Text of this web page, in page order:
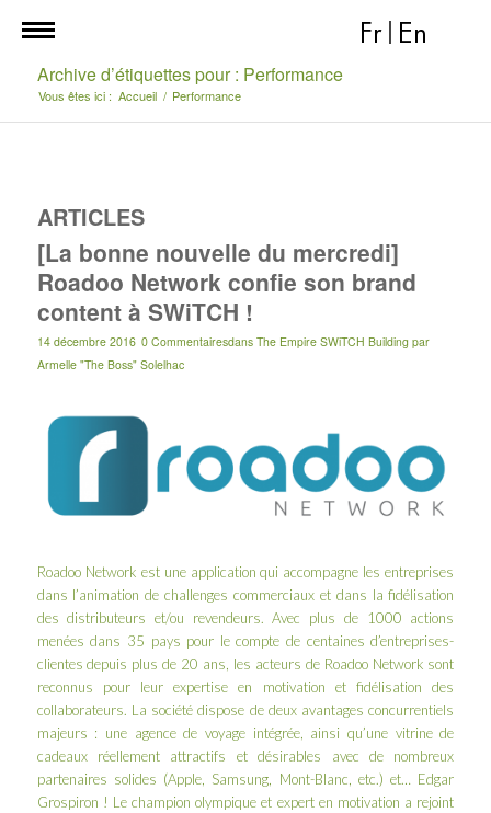
Fr En
Archive d’étiquettes pour : Performance
Vous êtes ici : Accueil / Performance
ARTICLES
[La bonne nouvelle du mercredi]
Roadoo Network confie son brand
content à SWiTCH !
14 décembre 2016 0 Commentairesdans The Empire SWiTCH Building par
Armelle "The Boss" Solelhac
Roadoo Network est une application qui accompagne les entreprises
dans l’animation de challenges commerciaux et dans la fidélisation
des distributeurs et/ou revendeurs. Avec plus de 1000 actions
menées dans 35 pays pour le compte de centaines d’entreprises-
clientes depuis plus de 20 ans, les acteurs de Roadoo Network sont
reconnus pour leur expertise en motivation et fidélisation des
collaborateurs. La société dispose de deux avantages concurrentiels
majeurs : une agence de voyage intégrée, ainsi qu’une vitrine de
cadeaux réellement attractifs et désirables avec de nombreux
partenaires solides (Apple, Samsung, Mont-Blanc, etc.) et… Edgar
Grospiron ! Le champion olympique et expert en motivation a rejoint